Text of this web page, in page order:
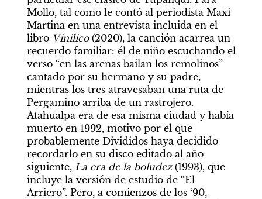
Mollo, tal como le contó al periodista Maxi
Martina en una entrevista incluida en el
libro Vinilico (2020), la canción acarrea un
recuerdo familiar: él de niño escuchando el
verso “en las arenas bailan los remolinos”
cantado por su hermano y su padre,
mientras los tres atravesaban una ruta de
Pergamino arriba de un rastrojero.
Atahualpa era de esa misma ciudad y había
muerto en 1992, motivo por el que
probablemente Divididos haya decidido
recordarlo en su disco editado al año
siguiente, La era de la boludez (1993), que
incluye la versión de estudio de “El
Arriero”. Pero, a comienzos de los ‘90,